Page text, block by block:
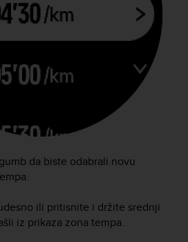
da biste odabrali novu
ili pritisnite i držite srednji
iz prikaza zona tempa.